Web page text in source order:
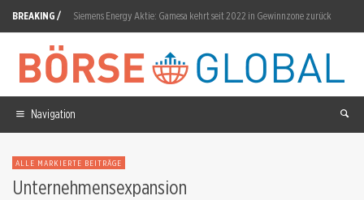
BREAKING / Siemens Energy Aktie: Gamesa kehrt seit 2022 in Gewinnzone zurück
Commerzbank Aktie: UniCredit-Gespräche Anfang August
Circus Aktie: 66,31 Prozent Monatsverlust
Eli Lilly Aktie: Q2-Umsatz 22,97 Milliarden schlägt Konsens
Navigation
ALLE MARKIERTE BEITRÄGE
Unternehmensexpansion